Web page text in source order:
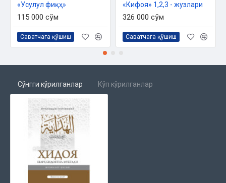
«Усулул фиқҳ»
115 000 сўм
Саватчага қўшиш
«Кифоя» 1,2,3 - жузлари
326 000 сўм
Саватчага қўшиш
Сўнгги кўрилганлар Кўп кўрилганлар